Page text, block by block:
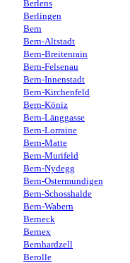
Berlens
Berlingen
Bern
Bern-Altstadt
Bern-Breitenrain
Bern-Felsenau
Bern-Innenstadt
Bern-Kirchenfeld
Bern-Köniz
Bern-Länggasse
Bern-Lorraine
Bern-Matte
Bern-Murifeld
Bern-Nydegg
Bern-Ostermundigen
Bern-Schosshalde
Bern-Wabern
Berneck
Bernex
Bernhardzell
Berolle